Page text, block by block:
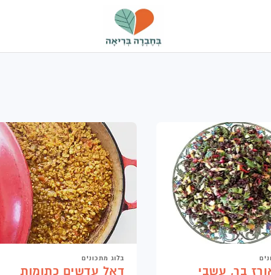
בחברה
בריאה
בר, עשבי
בלוג מתכונים
דאל עדשים כתומות